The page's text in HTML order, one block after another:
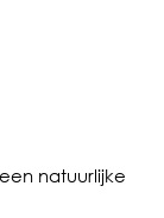
natuurlijke